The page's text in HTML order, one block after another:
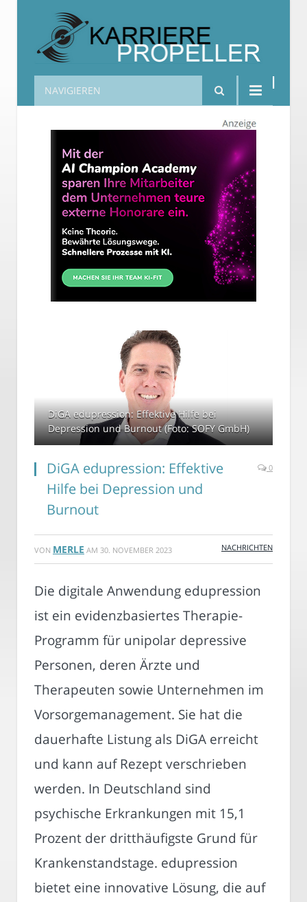
Karrierepropeller
NAVIGIEREN
DiGA edupression: Effektive Hilfe bei
Depression und Burnout (Foto: SOFY GmbH)
DiGA edupression: Effektive
Hilfe bei Depression und
Burnout
0
VON MERLE AM 30. NOVEMBER 2023 NACHRICHTEN
Die digitale Anwendung edupression
ist ein evidenzbasiertes Therapie-
Programm für unipolar depressive
Personen, deren Ärzte und
Therapeuten sowie Unternehmen im
Vorsorgemanagement. Sie hat die
dauerhafte Listung als DiGA erreicht
und kann auf Rezept verschrieben
werden. In Deutschland sind
psychische Erkrankungen mit 15,1
Prozent der dritthäufigste Grund für
Krankenstandstage. edupression
bietet eine innovative Lösung, die auf